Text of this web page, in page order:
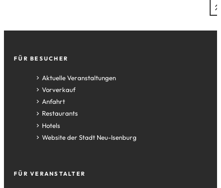
Fußzeile
FÜR BESUCHER
Aktuelle Veranstaltungen
Vorverkauf
Anfahrt
Restaurants
Hotels
Website der Stadt Neu-Isenburg
(Öffnet
neuen
FÜR VERANSTALTER